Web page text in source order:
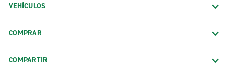
VEHÍCULOS
COMPRAR
COMPARTIR